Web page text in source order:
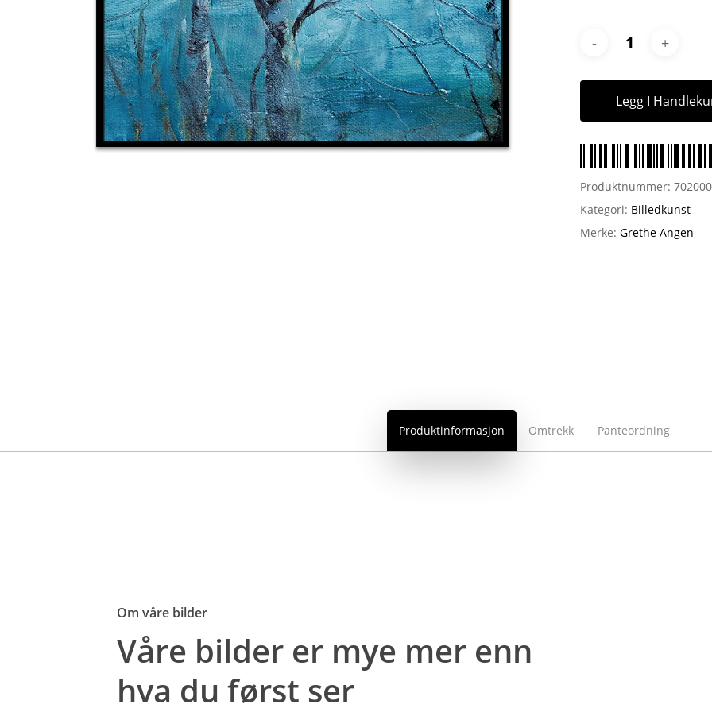
Legg I
Produktnummer:
Kategori: Billedkunst
Merke:Grethe Angen
Produktinformasjon Omtrekk Panteordning
Om våre bilder
Våre bilder er mye mer enn
hva du først ser